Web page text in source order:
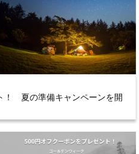
！ 夏の準備キャンペーンを開